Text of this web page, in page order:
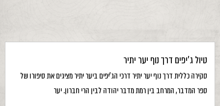
טיול ג’יפים דרך נוף יער יתיר
סקירה כללית דרך נוף יער יתיר דרכי הג’יפים ביער יתיר מציגים את סיפורו של
ספר המדבר, המרחב בין רמת מדבר יהודה לבין הרי חברון. יער